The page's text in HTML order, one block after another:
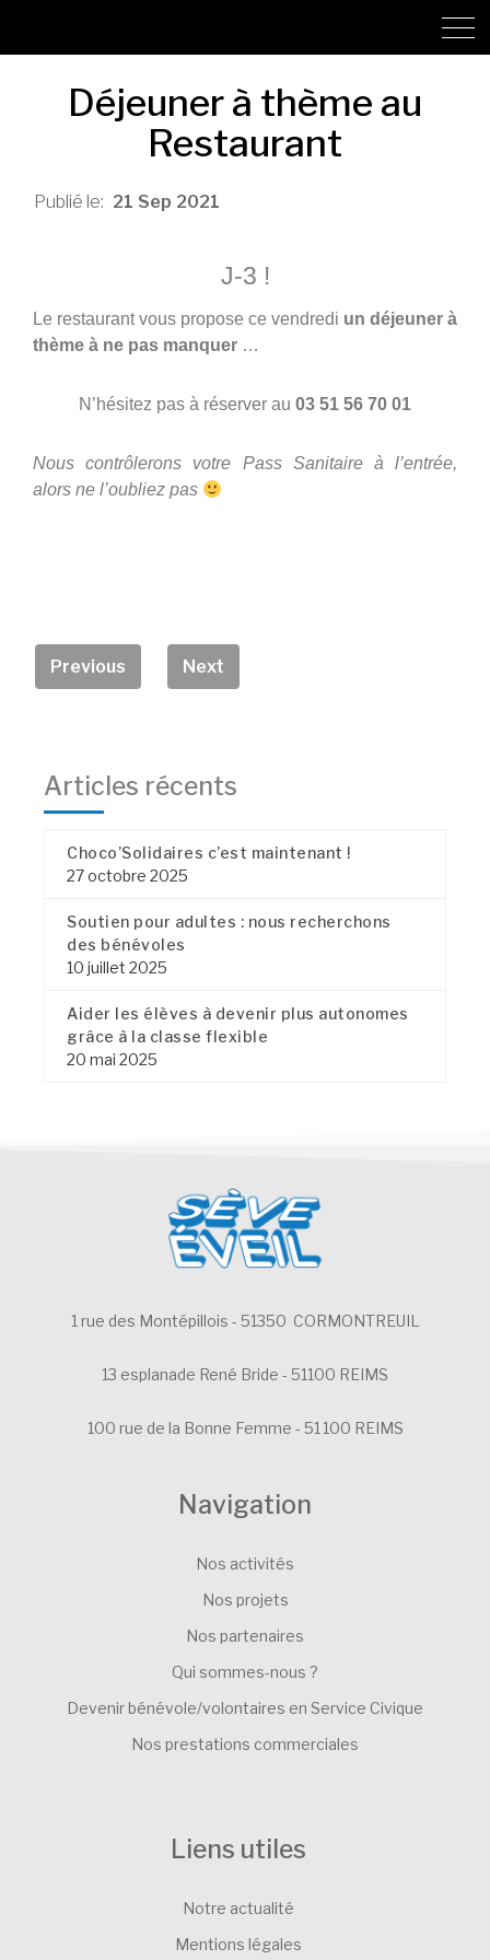
Déjeuner à thème au
Restaurant
Sep
21 2021
J-3 !
Le restaurant vous propose ce vendredi un déjeuner à
thème à ne pas manquer …
N’hésitez pas à réserver au 03 51 56 70 01
Nous contrôlerons votre Pass Sanitaire à l’entrée,
alors ne l’oubliez pas
Previous Next
Articles récents
Choco’Solidaires c’est maintenant !
27 octobre 2025
Soutien pour adultes : nous recherchons
des bénévoles
10 juillet 2025
Aider les élèves à devenir plus autonomes
grâce à la classe flexible
20 mai 2025
1 rue des Montépillois - 51350 CORMONTREUIL
13 esplanade René Bride - 51100 REIMS
100 rue de la Bonne Femme - 51 100 REIMS
Navigation
Nos activités
Nos projets
Nos partenaires
Qui sommes-nous ?
Devenir bénévole/volontaires en Service Civique
Nos prestations commerciales
Liens utiles
Notre actualité
Mentions légales